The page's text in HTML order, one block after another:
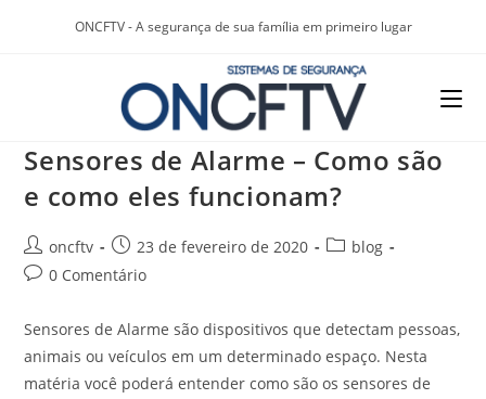
ONCFTV - A segurança de sua família em primeiro lugar
Sensores de Alarme – Como são
e como eles funcionam?
oncftv 23 de fevereiro de 2020
blog
0 Comentário
Sensores de Alarme são dispositivos que detectam pessoas,
animais ou veículos em um determinado espaço. Nesta
matéria você poderá entender como são os sensores de